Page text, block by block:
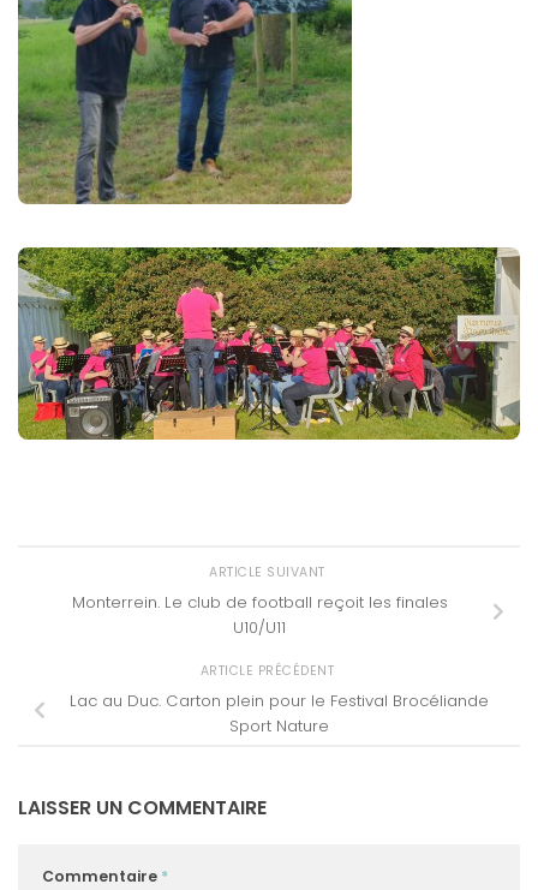
ARTICLE SUIVANT
Monterrein. Le club de football reçoit les finales
U10/U11
ARTICLE PRÉCÉDENT
Lac au Duc. Carton plein pour le Festival Brocéliande
Sport Nature
LAISSER UN COMMENTAIRE
Commentaire *